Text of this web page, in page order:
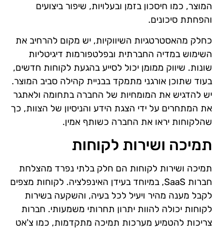
המוצר, כמו חיסכון בזמן ובעלויות, שיפור ביצועים
והפחתת סיכונים.
כחלק מהאסטרטגיות השיווקיות, יש מקום להרחיב את
השימוש במדיה החברתית ובפלטפורמות דיגיטליות
שונות. שיווק ממומן יכול לסייע בהגעת לקוחות חדשים,
בעוד שתוכן אורגני מתמקד בבניית קהילה סביב המוצר.
יש להדגיש את המומחיות של החברה בתחומה ולאתגר
את המתחרים על ידי הצגת הידע והניסיון של הצוות, כך
שהלקוחות יראו את החברה כשותף אמין.
תמיכה ושירות לקוחות
תמיכה ושירות לקוחות הם חלק בלתי נפרד מהצלחת
חברות SaaS, במיוחד בעידן האינפלציה. לקוחות מצפים
לקבל מענה מהיר ויעיל לכל בעיה, והשקעה בשירות
לקוחות יכולה להוות יתרון תחרותי משמעותי. חברות
צריכות להטמיע מערכות תמיכה מתקדמות, כמו צ'אט